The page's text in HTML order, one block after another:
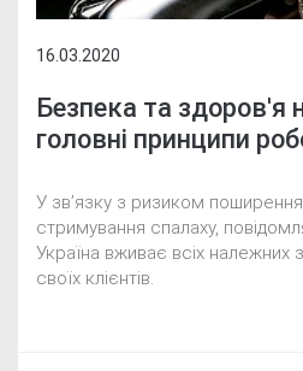
16.03.2020
Безпека та здоров'я
головні принципи
У зв’язку з ризиком
стримування спалаху,
Україна вживає всіх належних
своїх клієнтів.